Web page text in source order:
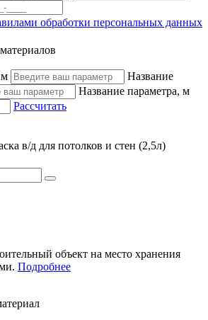
обработки персональных данных
м
Название
Название параметра, м
Рассчитать
в/д для потолков и стен (2,5л)
объект на место хранения
Подробнее